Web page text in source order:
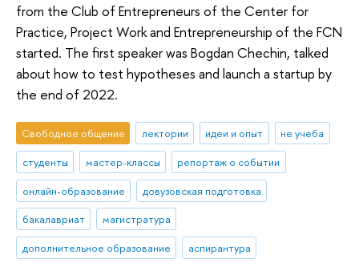
from the Club of Entrepreneurs of the Center for
Practice, Project Work and Entrepreneurship of the FCN
started. The first speaker was Bogdan Chechin, talked
about how to test hypotheses and launch a startup by
the end of 2022.
Свободное общение лектории идеи и опыт
не учеба
студенты
мастер-классы
репортаж о событии
онлайн-образование
довузовская подготовка
бакалавриат
магистратура
дополнительное образование
аспирантура